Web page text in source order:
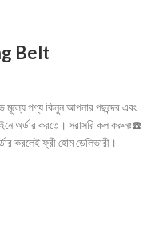
Belt
পণ্য কিনুন আপনার পছন্দের এবং
অর্ডার করতে। সরাসরি কল করুনঃ☎️
ফ্রী হোম ডেলিভারী।